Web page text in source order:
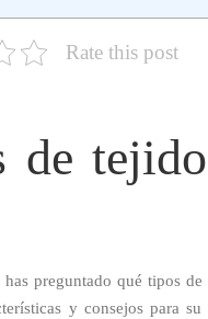
Rate this post
de
preguntado qué tipos
y consejos para su